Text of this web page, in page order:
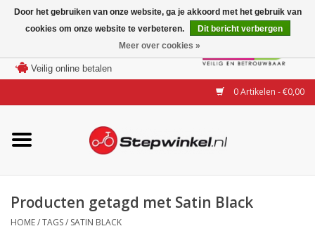
Veilig online betalen
0 Artikelen - €0,00
Merken
Modellen
Accessoires
Steps huren of uitproberen
Producten getagd met Satin Black
HOME/TAGS/ SATIN BLACK
Door het gebruiken van onze website, ga je akkoord met het gebruik van
cookies om onze website te verbeteren.
Dit bericht verbergen
Meer over cookies »